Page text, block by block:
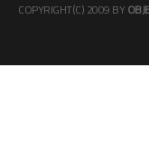
COPYRIGHT(C) 2009 BY